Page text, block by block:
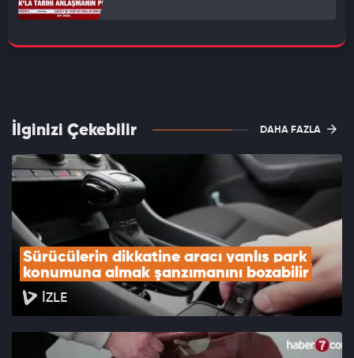
İlginizi Çekebilir DAHA FAZLA
Sürücülerin dikkatine aracı yanlış park
konumuna almak şanzımanını bozabilir
İZLE